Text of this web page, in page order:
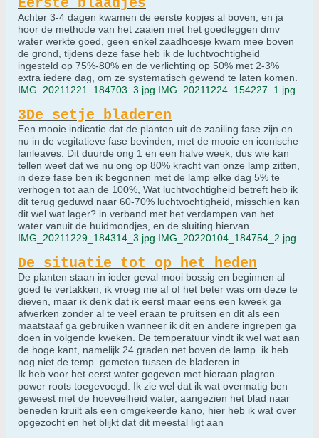
Eerste blaadjes
Achter 3-4 dagen kwamen de eerste kopjes al boven, en ja
hoor de methode van het zaaien met het goedleggen dmv
water werkte goed, geen enkel zaadhoesje kwam mee boven
de grond, tijdens deze fase heb ik de luchtvochtigheid
ingesteld op 75%-80% en de verlichting op 50% met 2-3%
extra iedere dag, om ze systematisch gewend te laten komen.
IMG_20211221_184703_3.jpg IMG_20211224_154227_1.jpg
3De setje bladeren
Een mooie indicatie dat de planten uit de zaailing fase zijn en
nu in de vegitatieve fase bevinden, met de mooie en iconische
fanleaves. Dit duurde ong 1 en een halve week, dus wie kan
tellen weet dat we nu ong op 80% kracht van onze lamp zitten,
in deze fase ben ik begonnen met de lamp elke dag 5% te
verhogen tot aan de 100%, Wat luchtvochtigheid betreft heb ik
dit terug geduwd naar 60-70% luchtvochtigheid, misschien kan
dit wel wat lager? in verband met het verdampen van het
water vanuit de huidmondjes, en de sluiting hiervan.
IMG_20211229_184314_3.jpg IMG_20220104_184754_2.jpg
De situatie tot op het heden
De planten staan in ieder geval mooi bossig en beginnen al
goed te vertakken, ik vroeg me af of het beter was om deze te
dieven, maar ik denk dat ik eerst maar eens een kweek ga
afwerken zonder al te veel eraan te pruitsen en dit als een
maatstaaf ga gebruiken wanneer ik dit en andere ingrepen ga
doen in volgende kweken. De temperatuur vindt ik wel wat aan
de hoge kant, namelijk 24 graden net boven de lamp. ik heb
nog niet de temp. gemeten tussen de bladeren in.
Ik heb voor het eerst water gegeven met hieraan plagron
power roots toegevoegd. Ik zie wel dat ik wat overmatig ben
geweest met de hoeveelheid water, aangezien het blad naar
beneden kruilt als een omgekeerde kano, hier heb ik wat over
opgezocht en het blijkt dat dit meestal ligt aan